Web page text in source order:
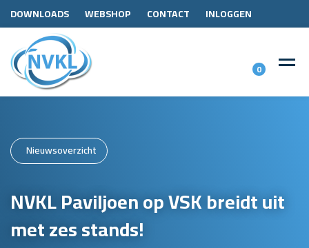
DOWNLOADS WEBSHOP CONTACT INLOGGEN
0
Nieuwsoverzicht
NVKL Paviljoen op VSK breidt uit
met zes stands!